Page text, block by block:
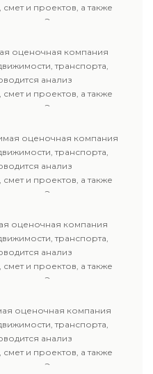
и проектов, а также
Эксперты
имущества и
соответствуют
и используются для
процессов.
оценочная компания
транспорта,
анализ
и проектов, а также
Эксперты
имущества и
соответствуют
и используются для
процессов.
оценочная компания
транспорта,
анализ
и проектов, а также
Эксперты
имущества и
соответствуют
и используются для
процессов.
оценочная компания
транспорта,
анализ
и проектов, а также
Эксперты
имущества и
соответствуют
и используются для
процессов.
оценочная компания
транспорта,
анализ
и проектов, а также
Эксперты